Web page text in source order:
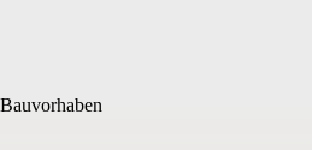
Bauvorhaben